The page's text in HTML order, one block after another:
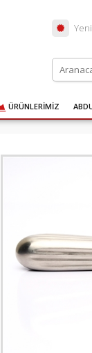
ÜRÜNLERİMİZ